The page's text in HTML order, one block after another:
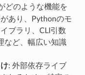
どのような機能を
あり、Pythonのモ
ブラリ、CLI引数
など、幅広い知識
: 外部依存ライブ